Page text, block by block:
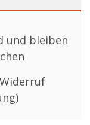
und bleiben